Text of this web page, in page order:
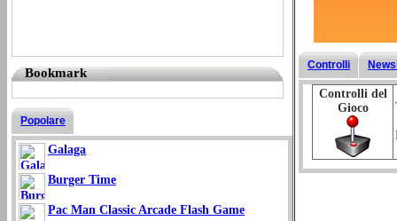
Bookmark
Popolare
Galaga
Burger Time
Pac Man Classic Arcade Flash Game
Controlli
Controlli del
Gioco